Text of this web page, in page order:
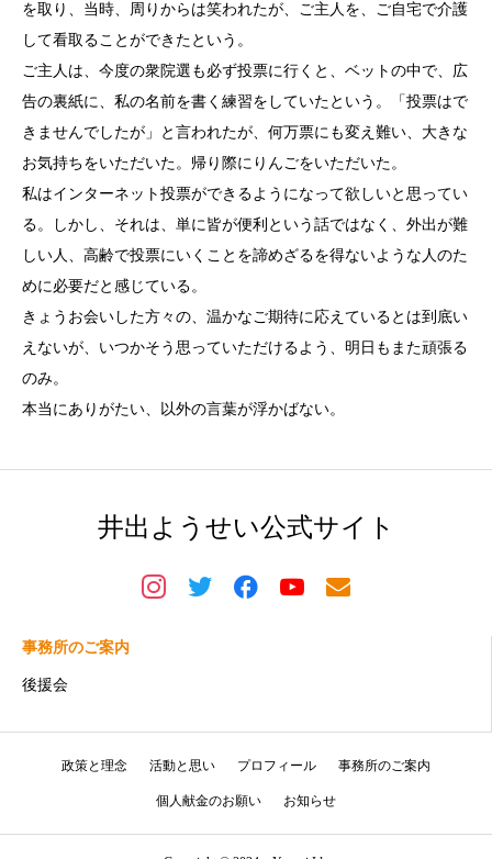
を取り、当時、周りからは笑われたが、ご主人を、ご自宅で介護
して看取ることができたという。
ご主人は、今度の衆院選も必ず投票に行くと、ベットの中で、広
告の裏紙に、私の名前を書く練習をしていたという。「投票はで
きませんでしたが」と言われたが、何万票にも変え難い、大きな
お気持ちをいただいた。帰り際にりんごをいただいた。
私はインターネット投票ができるようになって欲しいと思ってい
る。しかし、それは、単に皆が便利という話ではなく、外出が難
しい人、高齢で投票にいくことを諦めざるを得ないような人のた
めに必要だと感じている。
きょうお会いした方々の、温かなご期待に応えているとは到底い
えないが、いつかそう思っていただけるよう、明日もまた頑張る
のみ。
本当にありがたい、以外の言葉が浮かばない。
井出ようせい公式サイト
事務所のご案内
後援会
政策と理念 活動と思い プロフィール 事務所のご案内
個人献金のお願い お知らせ